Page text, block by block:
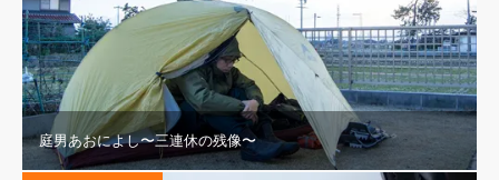
庭男あおによし〜三連休の残像〜